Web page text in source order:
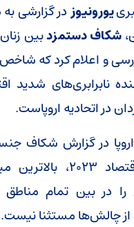
یورونیوزدر گزارشی
شکاف دستمزدبین
بررسی و اعلام کرد که
نابرابری‌های شدید
در اتحادیه اروپاست.
اروپا در گزارش شکاف
جهانی اقتصاد ۲۰۲۳،
در بین تمام مناطق
چالش‌ها مستثنا نیست.